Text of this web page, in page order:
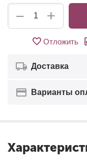
+
−
Отложить
Доставка
Варианты